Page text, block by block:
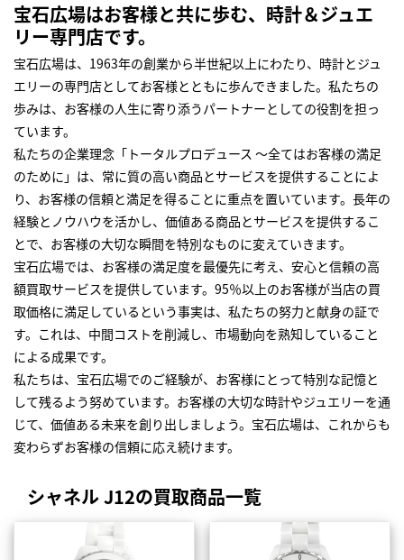
宝石広場はお客様と共に歩む、時計＆ジュエ
リー専門店です。
宝石広場は、1963年の創業から半世紀以上にわたり、時計とジュ
エリーの専門店としてお客様とともに歩んできました。私たちの
歩みは、お客様の人生に寄り添うパートナーとしての役割を担っ
ています。
私たちの企業理念「トータルプロデュース ～全てはお客様の満足
のために」は、常に質の高い商品とサービスを提供することによ
り、お客様の信頼と満足を得ることに重点を置いています。長年の
経験とノウハウを活かし、価値ある商品とサービスを提供するこ
とで、お客様の大切な瞬間を特別なものに変えていきます。
宝石広場では、お客様の満足度を最優先に考え、安心と信頼の高
額買取サービスを提供しています。95％以上のお客様が当店の買
取価格に満足しているという事実は、私たちの努力と献身の証で
す。これは、中間コストを削減し、市場動向を熟知していること
による成果です。
私たちは、宝石広場でのご経験が、お客様にとって特別な記憶と
して残るよう努めています。お客様の大切な時計やジュエリーを通
じて、価値ある未来を創り出しましょう。宝石広場は、これからも
変わらずお客様の信頼に応え続けます。
シャネル J12の買取商品一覧